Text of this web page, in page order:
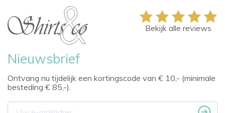
Nieuwsbrief
Ontvang nu tijdelijk een kortingscode van € 10,- (minimale
besteding € 85,-).
Bekijk alle reviews